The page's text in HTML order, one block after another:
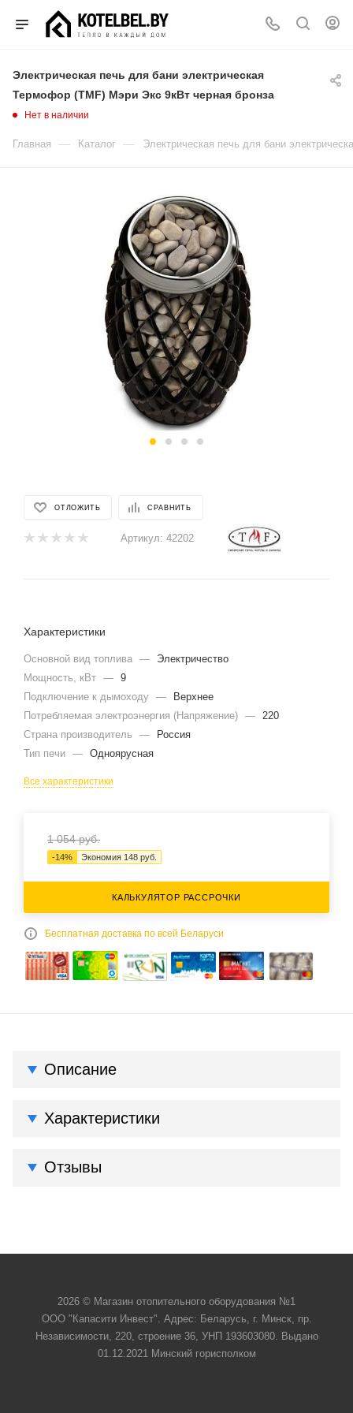
Электрическая печь для бани электрическая
Термофор (TMF) Мэри Экс 9кВт черная бронза
Нет в наличии
Главная — Каталог — Электрическая печь для бани
ОТЛОЖИТЬ СРАВНИТЬ
Артикул: 42202
Характеристики
Основной вид топлива —
Электричество
Мощность, кВт — 9
Подключение к дымоходу —
Верхнее
Потребляемая электроэнергия (Напряжение) —
220
Страна производитель
—
Россия
Тип печи — Одноярусная
Все характеристики
1 054руб.
-14% Экономия 148 руб.
КАЛЬКУЛЯТОР РАССРОЧКИ
Бесплатная доставка по всей Беларуси
Описание
Характеристики
Отзывы
2026 © Магазин отопительного оборудования №1
ООО "Капасити Инвест". Адрес: Беларусь, г. Минск, пр.
Независимости, 220, строение 36, УНП 193603080. Выдано
01.12.2021 Минский горисполком